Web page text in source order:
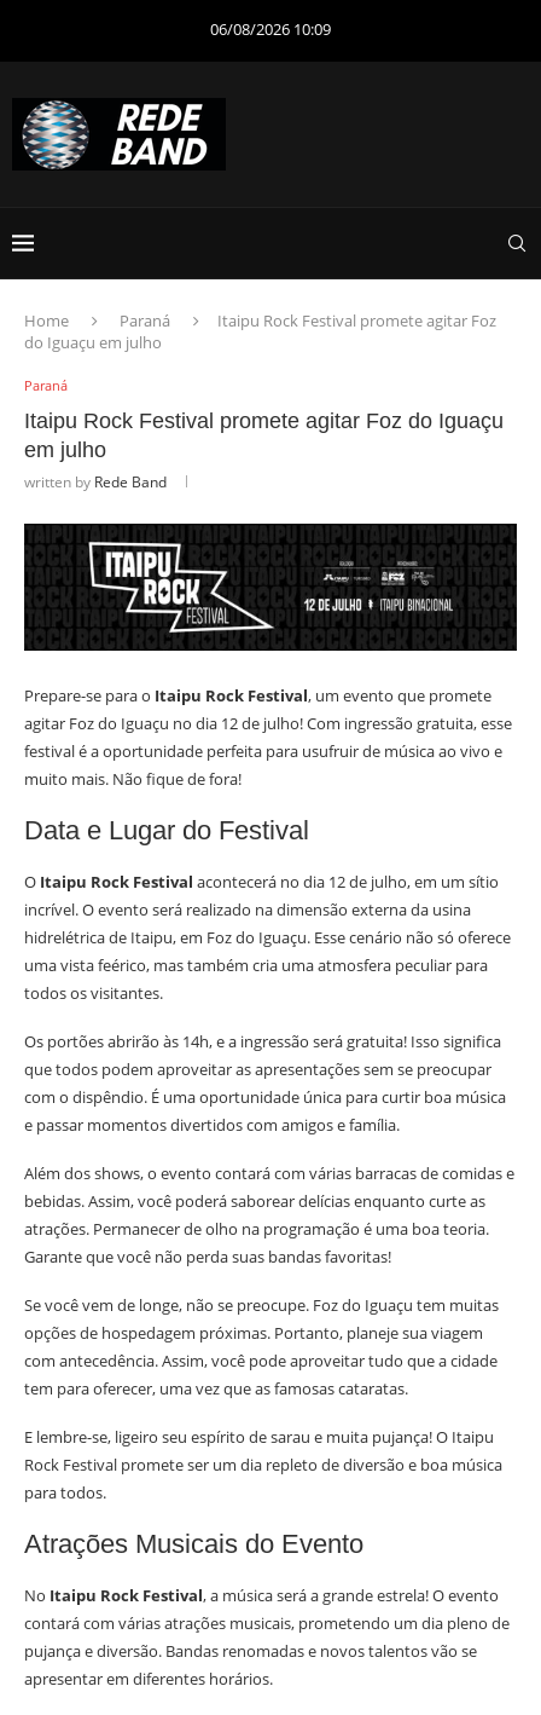
06/08/2026 10:09
Home Paraná
Itaipu Rock Festival promete agitar Foz
do Iguaçu em julho
Paraná
Itaipu Rock Festival promete agitar Foz do Iguaçu
em julho
written by Rede Band
Prepare-se para o Itaipu Rock Festival, um evento que promete
agitar Foz do Iguaçu no dia 12 de julho! Com ingressão gratuita, esse
festival é a oportunidade perfeita para usufruir de música ao vivo e
muito mais. Não fique de fora!
Data e Lugar do Festival
O Itaipu Rock Festival acontecerá no dia 12 de julho, em um sítio
incrível. O evento será realizado na dimensão externa da usina
hidrelétrica de Itaipu, em Foz do Iguaçu. Esse cenário não só oferece
uma vista feérico, mas também cria uma atmosfera peculiar para
todos os visitantes.
Os portões abrirão às 14h, e a ingressão será gratuita! Isso significa
que todos podem aproveitar as apresentações sem se preocupar
com o dispêndio. É uma oportunidade única para curtir boa música
e passar momentos divertidos com amigos e família.
Além dos shows, o evento contará com várias barracas de comidas e
bebidas. Assim, você poderá saborear delícias enquanto curte as
atrações. Permanecer de olho na programação é uma boa teoria.
Garante que você não perda suas bandas favoritas!
Se você vem de longe, não se preocupe. Foz do Iguaçu tem muitas
opções de hospedagem próximas. Portanto, planeje sua viagem
com antecedência. Assim, você pode aproveitar tudo que a cidade
tem para oferecer, uma vez que as famosas cataratas.
E lembre-se, ligeiro seu espírito de sarau e muita pujança! O Itaipu
Rock Festival promete ser um dia repleto de diversão e boa música
para todos.
Atrações Musicais do Evento
No Itaipu Rock Festival, a música será a grande estrela! O evento
contará com várias atrações musicais, prometendo um dia pleno de
pujança e diversão. Bandas renomadas e novos talentos vão se
apresentar em diferentes horários.